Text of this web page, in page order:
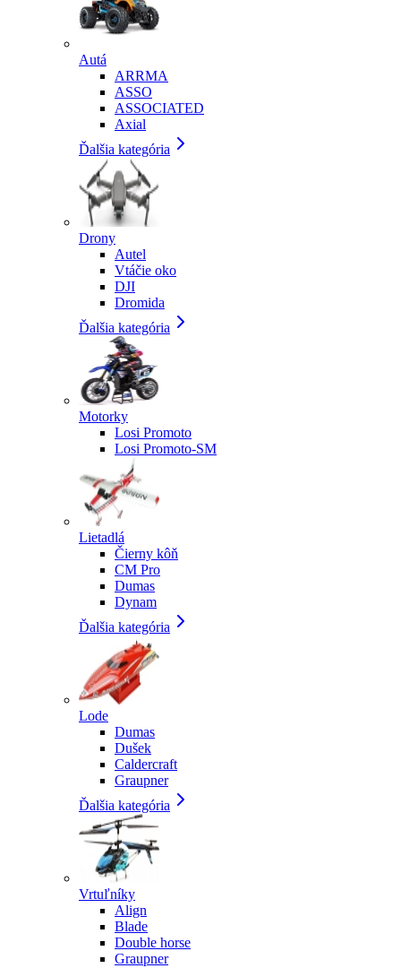
Autá
ARRMA
ASSO
ASSOCIATED
Axial
Ďalšia kategória
Drony
Autel
Vtáčie oko
DJI
Dromida
Ďalšia kategória
Motorky
Losi Promoto
Losi Promoto-SM
Lietadlá
Čierny kôň
CM Pro
Dumas
Dynam
Ďalšia kategória
Lode
Dumas
Dušek
Caldercraft
Graupner
Ďalšia kategória
Vrtuľníky
Align
Blade
Double horse
Graupner